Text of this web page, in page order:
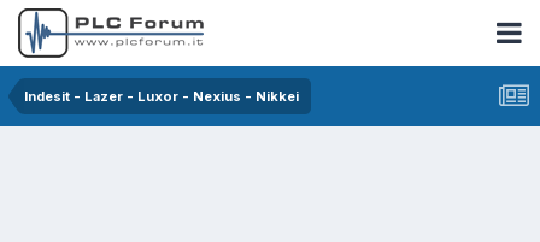
Indesit - Lazer - Luxor - Nexius - Nikkei